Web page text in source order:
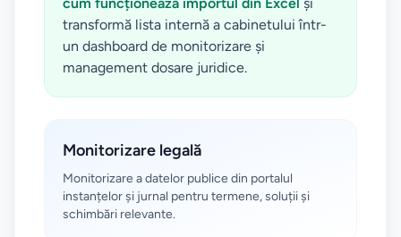
transformă lista internă a cabinetului într-
un dashboard de monitorizare și
management dosare juridice.
Monitorizare legală
Monitorizare a datelor publice din portalul
instanțelor și jurnal pentru termene, soluții și
schimbări relevante.